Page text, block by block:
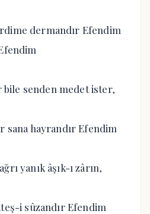
dermandır Efendim
senden medet ister,
sana hayrandır Efendim
yanık âşık-ı zârın,
i sûzandır Efendim